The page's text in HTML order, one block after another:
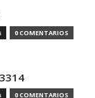
0 COMENTARIOS
0 COMENTARIOS